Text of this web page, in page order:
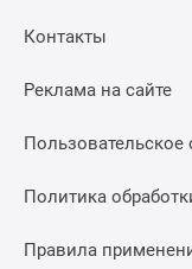
Контакты
Реклама на сайте
Пользовательское
Политика
Правила